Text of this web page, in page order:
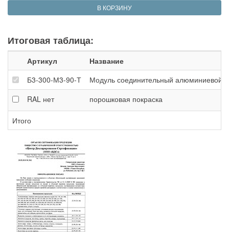
В КОРЗИНУ
Итоговая таблица:
Артикул
Название
Б3-300-М3-90-Т
Модуль соединительный алюминиевой
RAL нет порошковая покраска
Итого